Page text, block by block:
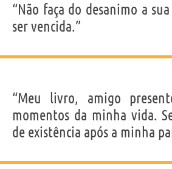
“Não faça do desanimo a
ser vencida.”
“Meu livro, amigo
momentos da minha vida.
de existência após a minha